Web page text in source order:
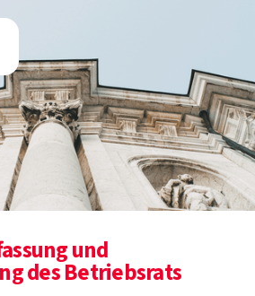
und
des Betriebsrats